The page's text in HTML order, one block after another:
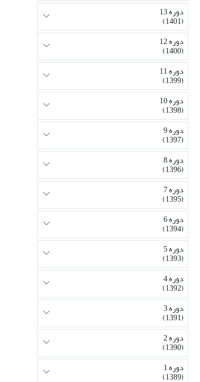
دوره 13
(1401)
دوره 12
(1400)
دوره 11
(1399)
دوره 10
(1398)
دوره 9
(1397)
دوره 8
(1396)
دوره 7
(1395)
دوره 6
(1394)
دوره 5
(1393)
دوره 4
(1392)
دوره 3
(1391)
دوره 2
(1390)
دوره 1
(1389)